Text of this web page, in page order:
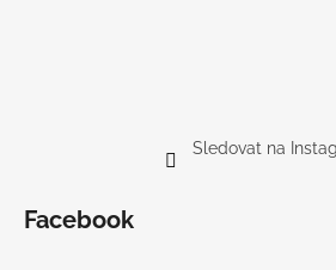
Sledovat na
Facebook